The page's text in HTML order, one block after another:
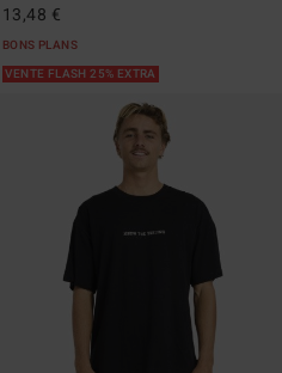
13,48 €
BONS PLANS
VENTE FLASH 25% EXTRA